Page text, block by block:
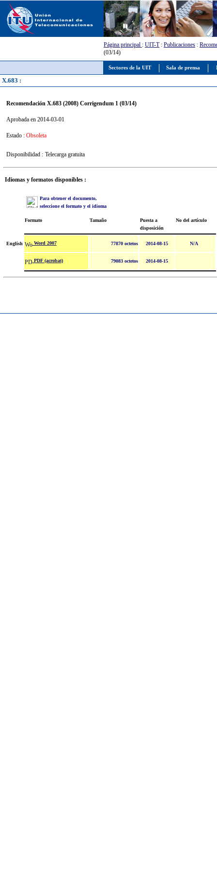
Sectores de la UIT Sala de prensa
Página principal : UIT-T: Publicaciones :
(03/14)
X.683 :
Recomendación X.683 (2008) Corrigendum 1 (03/14)
Aprobada en 2014-03-01
Estado : Obsoleta
Disponibilidad : Telecarga gratuita
Idiomas y formatos disponibles :
Para obtener el documento,
seleccione el formato y el idioma
Formato Tamaño
Puesta a
disposición
No del artículo
English Word 2007 77870 octetos 2014-08-15 N/A
PDF (acrobat) 79083 octetos 2014-08-15